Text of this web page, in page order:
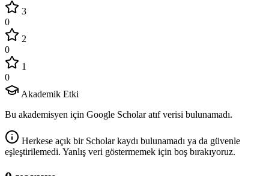
3
0
2
0
1
0
Akademik Etki
Bu akademisyen için Google Scholar atıf verisi bulunamadı.
Herkese açık bir Scholar kaydı bulunamadı ya da güvenle
eşleştirilemedi. Yanlış veri göstermemek için boş bırakıyoruz.